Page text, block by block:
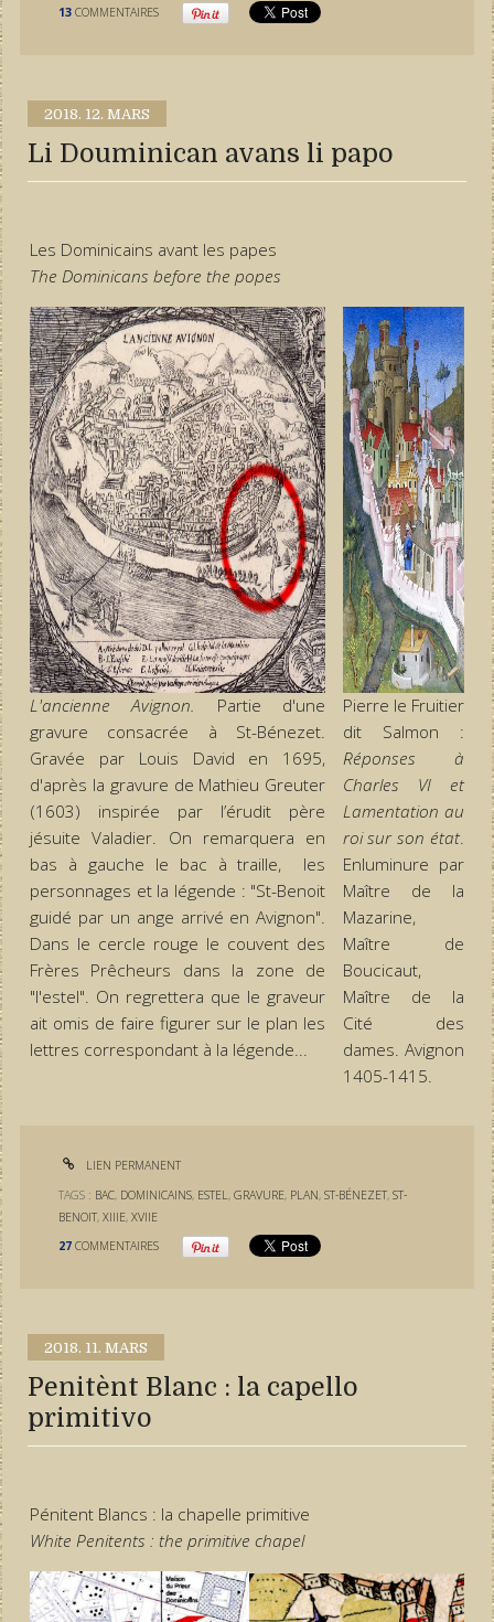
13 COMMENTAIRES
2018. 12. MARS
Li Douminican avans li papo
Les Dominicains avant les papes
The Dominicans before the popes
L'ancienne Avignon.
Partie d'une
gravure consacrée à St-Bénezet.
Gravée par Louis David en 1695,
d'après la gravure de Mathieu Greuter
(1603) inspirée par l’érudit père
jésuite Valadier. On remarquera en
bas à gauche le bac à traille, les
personnages et la légende : "St-Benoit
guidé par un ange arrivé en Avignon".
Dans le cercle rouge le couvent des
Frères Prêcheurs dans la zone de
"l'estel". On regrettera que le graveur
ait omis de faire figurer sur le plan les
lettres correspondant à la légende...
Pierre le Fruitier
dit Salmon :
Réponses à
Charles VI et
Lamentation au
roi sur son état.
Enluminure par
Maître de la
Mazarine,
Maître de
Boucicaut,
Maître de la
Cité des
dames. Avignon
1405-1415.
LIEN PERMANENT
TAGS : BAC, DOMINICAINS, ESTEL ,GRAVURE, PLAN,ST-BÉNEZET,ST-
BENOIT,XIIIE,XVIIE
27 COMMENTAIRES
2018. 11. MARS
Penitènt Blanc : la capello
primitivo
Pénitent Blancs : la chapelle primitive
White Penitents : the primitive chapel